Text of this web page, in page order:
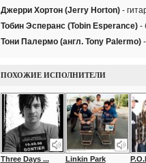
Джерри Хортон (Jerry Horton) -
Тобин Эсперанс (Tobin Esperance)-
Тони Палермо (англ. Tony Palermo)-
ПОХОЖИЕ ИСПОЛНИТЕЛИ
Three Days ... Linkin Park